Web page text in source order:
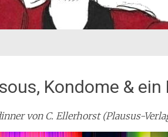
Kondome & ein
von C. Ellerhorst (Plausus-